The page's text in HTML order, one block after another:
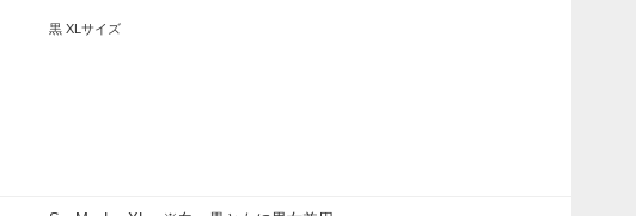
黒 XLサイズ